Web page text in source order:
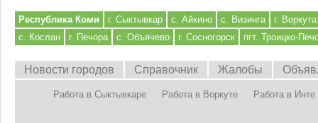
Республика Коми г. Сыктывкар с. Айкино с. Визинга
г. Воркута
с. Кослан
г. Печора с. Объячево г. Сосногорск пгт. Троицко-
Новости городов Справочник Жалобы
Работа в Сыктывкаре Работа в Воркуте Работа в Инте